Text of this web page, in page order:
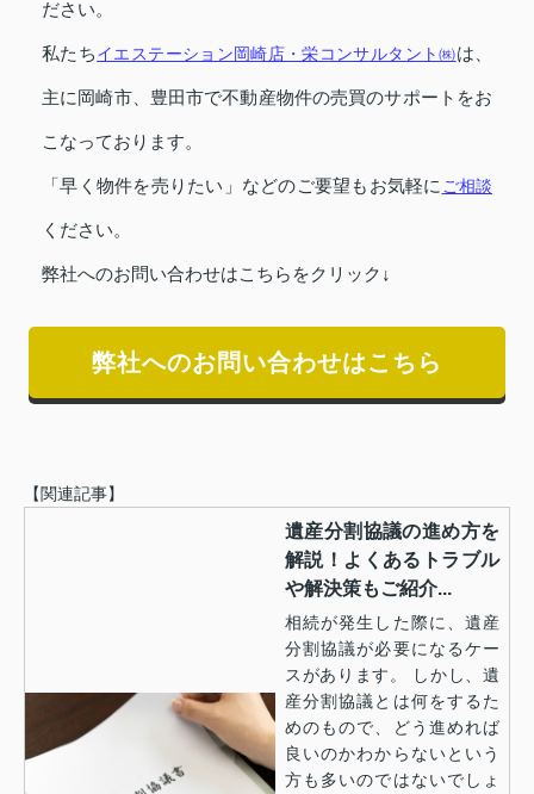
ださい。
私たちイエステーション岡崎店・栄コンサルタント㈱は、
主に岡崎市、豊田市で不動産物件の売買のサポートをお
こなっております。
「早く物件を売りたい」などのご要望もお気軽に ご相談
ください。
弊社へのお問い合わせはこちらをクリック↓
弊社へのお問い合わせはこちら
【関連記事】
遺産分割協議の進め方を
解説！よくあるトラブル
や解決策もご紹介...
相続が発生した際に、遺産
分割協議が必要になるケー
スがあります。 しかし、遺
産分割協議とは何をするた
めのもので、どう進めれば
良いのかわからないという
方も多いのではないでしょ